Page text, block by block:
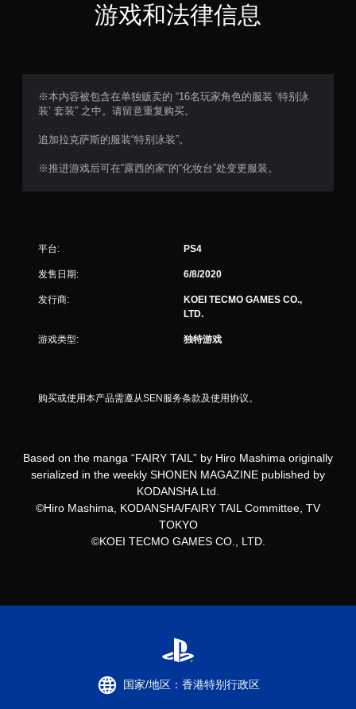
游戏和法律信息
※本内容被包含在单独贩卖的 “16名玩家角色的服装 ‘特别泳
装’ 套装” 之中。请留意重复购买。
追加拉克萨斯的服装“特别泳装”。
※推进游戏后可在“露西的家”的“化妆台”处变更服装。
平台: PS4
发售日期: 6/8/2020
发行商:
KOEI TECMO GAMES CO.,
LTD.
游戏类型: 独特游戏
购买或使用本产品需遵从SEN服务条款及使用协议。
Based on the manga “FAIRY TAIL” by Hiro Mashima originally
serialized in the weekly SHONEN MAGAZINE published by
KODANSHA Ltd.
©Hiro Mashima, KODANSHA/FAIRY TAIL Committee, TV
TOKYO
©KOEI TECMO GAMES CO., LTD.
国家/地区：香港特别行政区